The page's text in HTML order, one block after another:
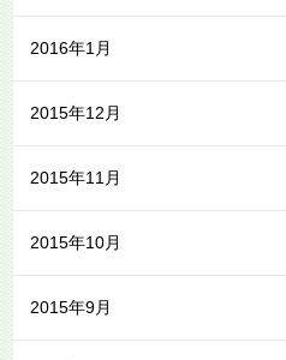
2016年1月
2015年12月
2015年11月
2015年10月
2015年9月